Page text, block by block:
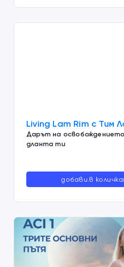
Living Lam Rim с Тим
Дарът на
дланта ти
добави.в